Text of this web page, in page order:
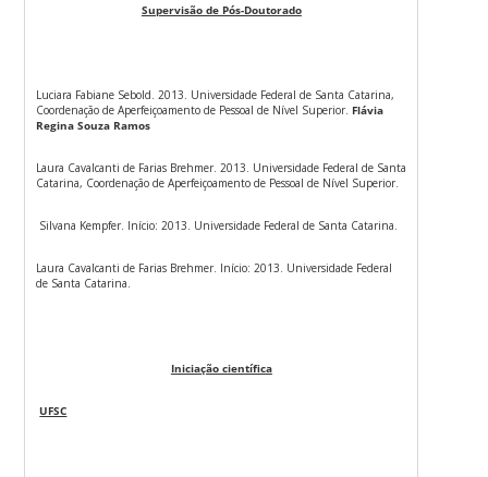
Supervisão de Pós-Doutorado
Luciara Fabiane Sebold. 2013. Universidade Federal de Santa Catarina,
Coordenação de Aperfeiçoamento de Pessoal de Nível Superior. Flávia
Regina Souza Ramos
Laura Cavalcanti de Farias Brehmer. 2013. Universidade Federal de Santa
Catarina, Coordenação de Aperfeiçoamento de Pessoal de Nível Superior.
Silvana Kempfer. Início: 2013. Universidade Federal de Santa Catarina.
Laura Cavalcanti de Farias Brehmer. Início: 2013. Universidade Federal
de Santa Catarina.
Iniciação científica
UFSC